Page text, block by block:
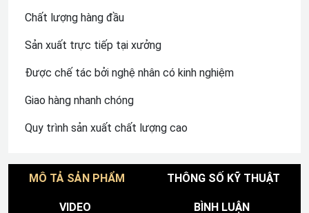
Chất lượng hàng đầu
Sản xuất trực tiếp tại xưởng
Được chế tác bởi nghệ nhân có kinh nghiệm
Giao hàng nhanh chóng
Quy trình sản xuất chất lượng cao
MÔ TẢ SẢN PHẨM THÔNG SỐ KỸ THUẬT
VIDEO BÌNH LUẬN